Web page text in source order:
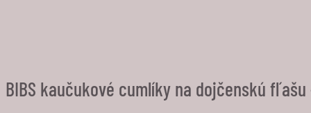
BIBS kaučukové cumlíky na dojčenskú